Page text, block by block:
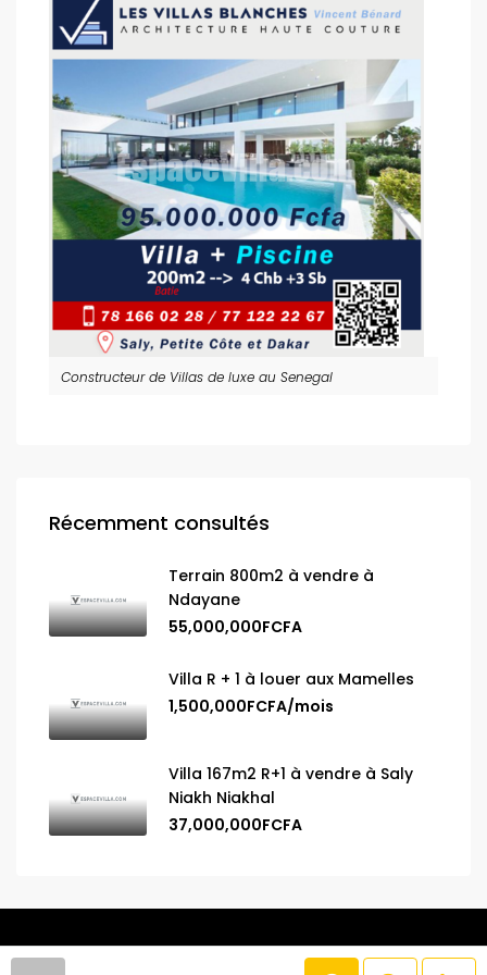
Constructeur de Villas de luxe au Senegal
Récemment consultés
Terrain 800m2 à vendre à
Ndayane
55,000,000FCFA
Villa R + 1 à louer aux Mamelles
1,500,000FCFA/mois
Villa 167m2 R+1 à vendre à Saly
Niakh Niakhal
37,000,000FCFA
© 2025 Espace Villa. Tous droits réservés